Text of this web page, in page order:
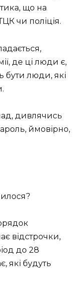
що на
чи поліція.
де ці люди є,
бути люди, які
дивлячись
ймовірно,
відстрочки,
до 28
які будуть